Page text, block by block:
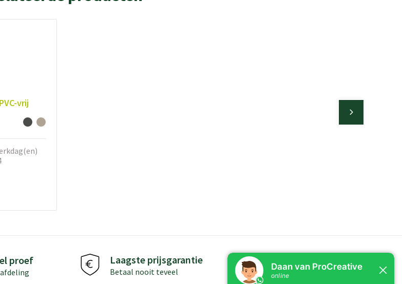
vrij
proef Laagste prijsgarantie
Betaal nooit teveel Kennis in producten